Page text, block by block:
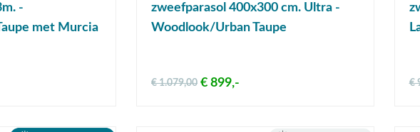
-
met Murcia
zweefparasol 400x300 cm. Ultra -
Woodlook/Urban Taupe
€ 899,-
€ 1.079,00 €